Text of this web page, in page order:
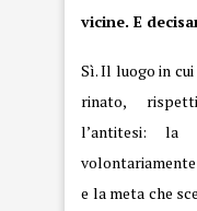
vicine. E
Sì. Il luogo in
rinato,
l’antitesi: la
e la meta che